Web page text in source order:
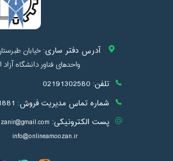
آدرس دفتر ساری: خیابان
واحدهای فناور دانشگاه
تلفن: 02191302580
شماره تماس مدیریت فروش:
پست الکترونیکی:
info@onlineamoozan.ir